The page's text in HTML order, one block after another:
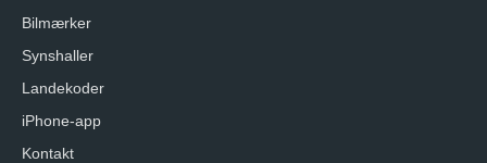
Bilmærker
Synshaller
Landekoder
iPhone-app
Kontakt